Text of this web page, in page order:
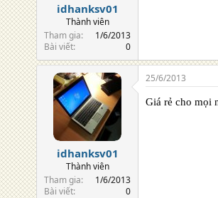
idhanksv01
Thành viên
Tham gia
1/6/2013
Bài viết
0
idhanksv01
Thành viên
Tham gia
1/6/2013
Bài viết
0
25/6/2013
Giá rẻ cho mọi